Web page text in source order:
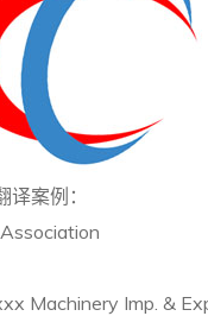
译案例：
Machinery Imp. &